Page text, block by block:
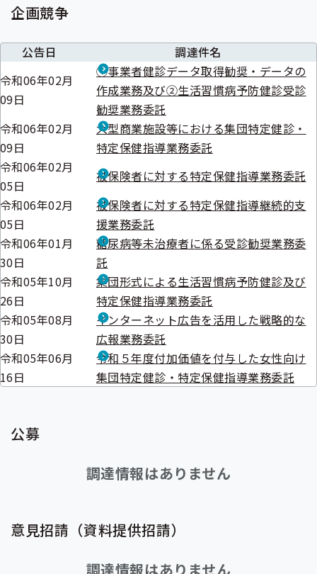
企画競争
公告日
調達件名
令和06年02月
09日
①事業者健診データ取得勧奨・データの
作成業務及び②生活習慣病予防健診受診
勧奨業務委託
令和06年02月
09日
大型商業施設等における集団特定健診・
特定保健指導業務委託
令和06年02月
05日
被保険者に対する特定保健指導業務委託
令和06年02月
05日
被保険者に対する特定保健指導継続的支
援業務委託
令和06年01月
30日
糖尿病等未治療者に係る受診勧奨業務委
託
令和05年10月
26日
集団形式による生活習慣病予防健診及び
特定保健指導業務委託
令和05年08月
30日
インターネット広告を活用した戦略的な
広報業務委託
令和05年06月
16日
令和５年度付加価値を付与した女性向け
集団特定健診・特定保健指導業務委託
公募
調達情報はありません
意見招請（資料提供招請）
調達情報はありません